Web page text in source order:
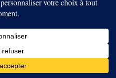
analyste et rédacteur chez